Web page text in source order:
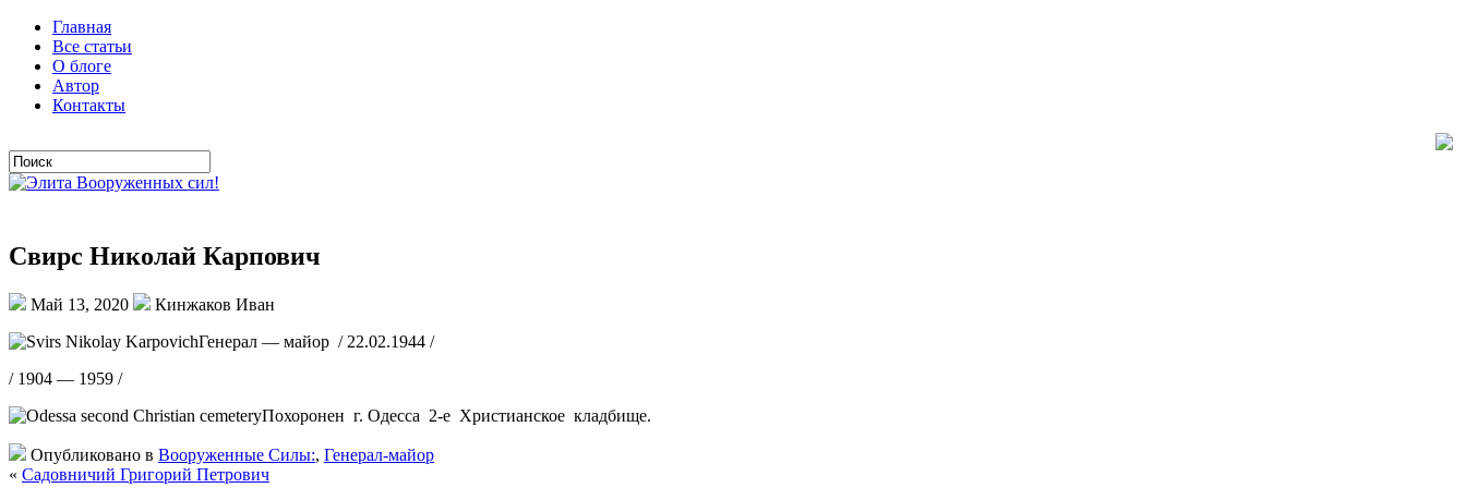
Главная
Все статьи
О блоге
Автор
Контакты
Свирс Николай Карпович
Май 13, 2020
Кинжаков Иван
Генерал — майор / 22.02.1944 /
/ 1904 — 1959 /
Похоронен г. Одесса 2-е Христианское кладбище.
Опубликовано в Вооруженные Силы:, Генерал-майор
« Садовничий Григорий Петрович